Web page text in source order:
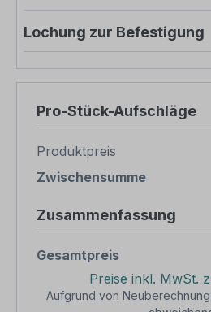
Lochung zur Befestigung
Pro-Stück-Aufschläge
Produktpreis
Zwischensumme
Zusammenfassung
Gesamtpreis
Preise inkl. MwSt.
Aufgrund von